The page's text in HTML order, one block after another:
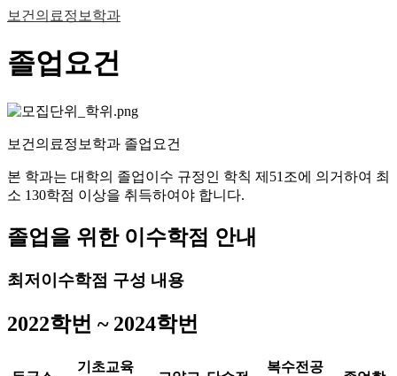
보건의료정보학과
졸업요건
보건의료정보학과 졸업요건
본 학과는 대학의 졸업이수 규정인 학칙 제51조에 의거하여 최
소 130학점 이상을 취득하여야 합니다.
졸업을 위한 이수학점 안내
최저이수학점 구성 내용
2022학번 ~ 2024학번
기초교육 복수전공